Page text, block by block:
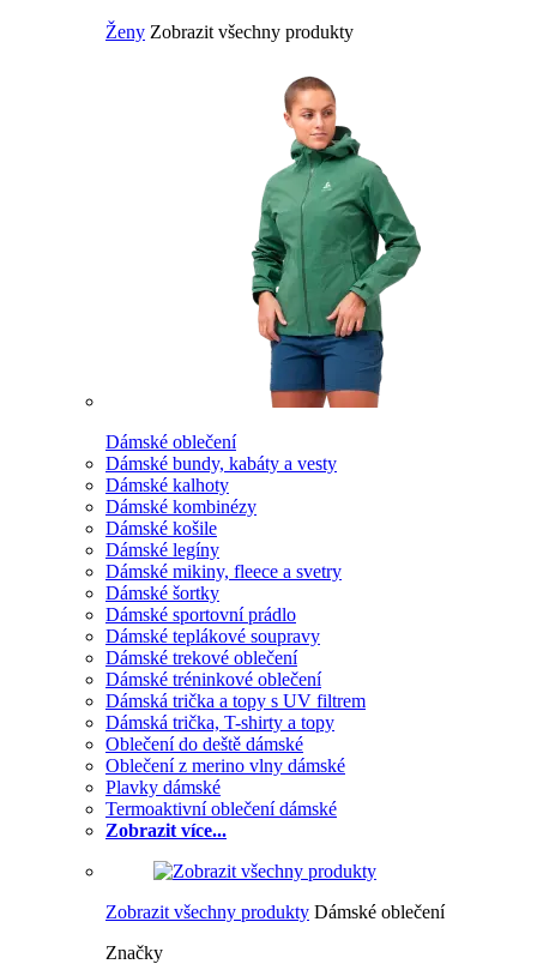
Ženy Zobrazit všechny produkty
Dámské oblečení
Dámské bundy, kabáty a vesty
Dámské kalhoty
Dámské kombinézy
Dámské košile
Dámské legíny
Dámské mikiny, fleece a svetry
Dámské šortky
Dámské sportovní prádlo
Dámské teplákové soupravy
Dámské trekové oblečení
Dámské tréninkové oblečení
Dámská trička a topy s UV filtrem
Dámská trička, T-shirty a topy
Oblečení do deště dámské
Oblečení z merino vlny dámské
Plavky dámské
Termoaktivní oblečení dámské
Zobrazit více...
Zobrazit všechny produkty Dámské oblečení
Značky